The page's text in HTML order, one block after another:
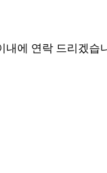
내에 연락 드리겠습